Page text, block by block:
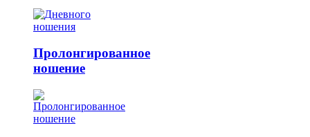
Пролонгированное
ношение